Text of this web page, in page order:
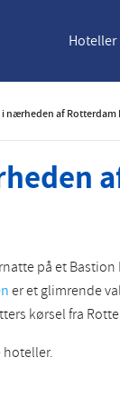
Hoteller
Polski
i nærheden af
på et
er et glimrende
kørsel fra